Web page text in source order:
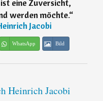
eine Zuversicht,
werden möchte.“
Jacobi
WhatsApp Bild
Heinrich Jacobi